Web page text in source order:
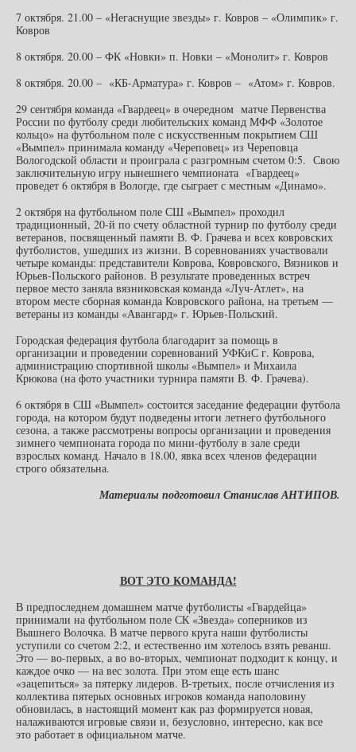
7 октября. 21.00 – «Негаснущие звезды» г. Ковров – «Олимпик» г.
Ковров
8 октября. 20.00 – ФК «Новки» п. Новки – «Монолит» г. Ковров
8 октября. 20.00 – «КБ-Арматура» г. Ковров – «Атом» г. Ковров.
29 сентября команда «Гвардеец» в очередном матче Первенства
России по футболу среди любительских команд МФФ «Золотое
кольцо» на футбольном поле с искусственным покрытием СШ
«Вымпел» принимала команду «Череповец» из Череповца
Вологодской области и проиграла с разгромным счетом 0:5. Свою
заключительную игру нынешнего чемпионата «Гвардеец»
проведет 6 октября в Вологде, где сыграет с местным «Динамо».
2 октября на футбольном поле СШ «Вымпел» проходил
традиционный, 20-й по счету областной турнир по футболу среди
ветеранов, посвященный памяти В. Ф. Грачева и всех ковровских
футболистов, ушедших из жизни. В соревнованиях участвовали
четыре команды: представители Коврова, Ковровского, Вязников и
Юрьев-Польского районов. В результате проведенных встреч
первое место заняла вязниковская команда «Луч-Атлет», на
втором месте сборная команда Ковровского района, на третьем —
ветераны из команды «Авангард» г. Юрьев-Польский.
Городская федерация футбола благодарит за помощь в
организации и проведении соревнований УФКиС г. Коврова,
администрацию спортивной школы «Вымпел» и Михаила
Крюкова (на фото участники турнира памяти В. Ф. Грачева).
6 октября в СШ «Вымпел» состоится заседание федерации футбола
города, на котором будут подведены итоги летнего футбольного
сезона, а также рассмотрены вопросы организации и проведения
зимнего чемпионата города по мини-футболу в зале среди
взрослых команд. Начало в 18.00, явка всех членов федерации
строго обязательна.
Материалы подготовил Станислав АНТИПОВ.
ВОТ ЭТО КОМАНДА!
В предпоследнем домашнем матче футболисты «Гвардейца»
принимали на футбольном поле СК «Звезда» соперников из
Вышнего Волочка. В матче первого круга наши футболисты
уступили со счетом 2:2, и естественно им хотелось взять реванш.
Это — во-первых, а во во-вторых, чемпионат подходит к концу, и
каждое очко — на вес золота. При этом еще есть шанс
«зацепиться» за пятерку лидеров. В-третьих, после отчисления из
коллектива пятерых основных игроков команда наполовину
обновилась, в настоящий момент как раз формируется новая,
налаживаются игровые связи и, безусловно, интересно, как все
это работает в официальном матче.